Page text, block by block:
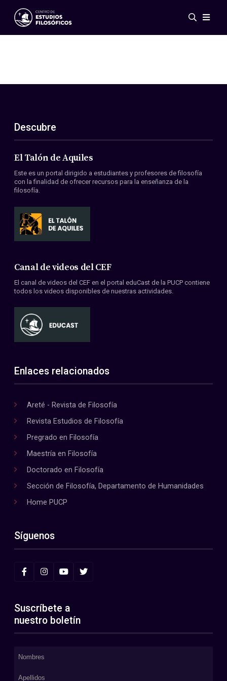
Eventos
ES
EN
Acerca de nosotros
Miembros
Convenios
Descubre
El Talón de Aquiles
Este es un portal dirigido a estudiantes y profesores de filosofía
con la finalidad de ofrecer recursos para la enseñanza de la
filosofía.
Canal de videos del CEF
El canal de videos del CEF en el portal eduCast de la PUCP contiene
todos los videos disponibles de nuestras actividades.
Enlaces relacionados
Areté - Revista de Filosofía
Revista Estudios de Filosofía
Pregrado en Filosofía
Maestría en Filosofía
Doctorado en Filosofía
Sección de Filosofía, Departamento de Humanidades
Home PUCP
Síguenos
Suscríbete a
nuestro boletín